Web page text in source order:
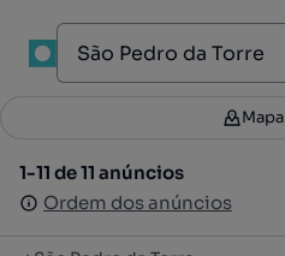
Filtros 2
1-11 de 11 anúncios
Ordem dos anúncios
Mapa
1-11 de 11 anúncios
Ordem dos anúncios